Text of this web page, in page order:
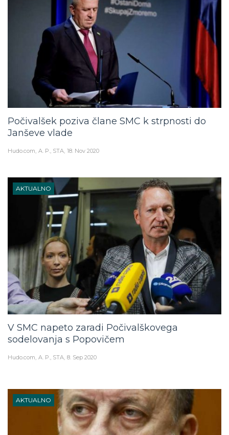
Počivalšek poziva člane SMC k strpnosti do
Janševe vlade
Hudo.com A. P., STA 18. Nov 2020
AKTUALNO
V SMC napeto zaradi Počivalškovega
sodelovanja s Popovičem
Hudo.com A. P., STA 8. Sep 2020
AKTUALNO